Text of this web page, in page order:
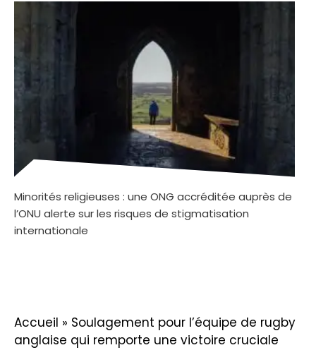
Minorités religieuses : une ONG accréditée auprès de
l’ONU alerte sur les risques de stigmatisation
internationale
Accueil » Soulagement pour l’équipe de rugby
anglaise qui remporte une victoire cruciale